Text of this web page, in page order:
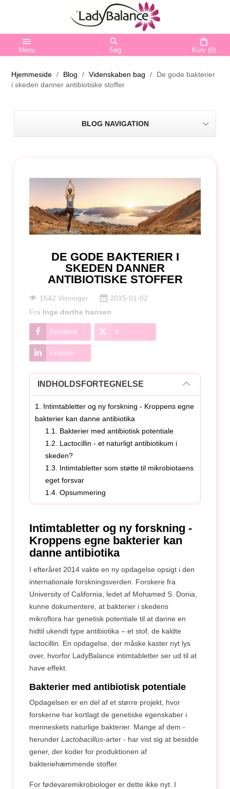
menu
Menu
search
Søg
shopping_bag
Kurv (0)
Hjemmeside Blog Videnskaben bag
De gode bakterier
i skeden danner antibiotiske stoffer
BLOG NAVIGATION
DE GODE BAKTERIER I
SKEDEN DANNER
ANTIBIOTISKE STOFFER
1642 Visninger
2015-01-02
Fra Inge dorthe hansen
Facebook X
LinkedIn
INDHOLDSFORTEGNELSE
1. Intimtabletter og ny forskning - Kroppens egne
bakterier kan danne antibiotika
1.1. Bakterier med antibiotisk potentiale
1.2. Lactocillin - et naturligt antibiotikum i
skeden?
1.3. Intimtabletter som støtte til mikrobiotaens
eget forsvar
1.4. Opsummering
Intimtabletter og ny forskning -
Kroppens egne bakterier kan
danne antibiotika
I efteråret 2014 vakte en ny opdagelse opsigt i den
internationale forskningsverden. Forskere fra
University of California, ledet af Mohamed S. Donia,
kunne dokumentere, at bakterier i skedens
mikroflora har genetisk potentiale til at danne en
hidtil ukendt type antibiotika – et stof, de kaldte
lactocillin. En opdagelse, der måske kaster nyt lys
over, hvorfor LadyBalance intimtabletter ser ud til at
have effekt.
Bakterier med antibiotisk potentiale
Opdagelsen er en del af et større projekt, hvor
forskerne har kortlagt de genetiske egenskaber i
menneskets naturlige bakterier. Mange af dem -
herunderLactobacillus-arter - har vist sig at besidde
gener, der koder for produktionen af
bakteriehæmmende stoffer.
For fødevaremikrobiologer er dette ikke nyt. I